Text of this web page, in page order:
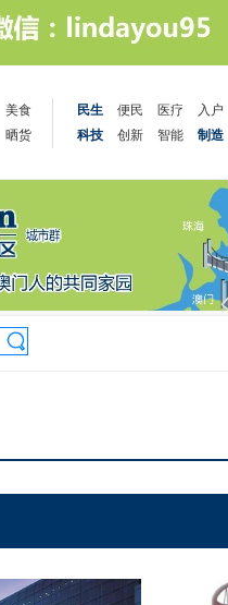
美食
晒货
民生 便民 医疗 入户
科技
创新 智能 制造